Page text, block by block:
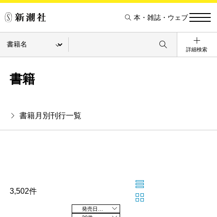
本・雑誌・ウェブ
詳細検索
書籍
書籍月別刊行一覧
3,502件